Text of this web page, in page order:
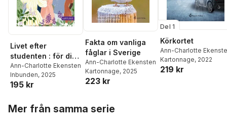
Livet efter
studenten : för dig
som gått anpassad
skola
Ann-Charlotte Ekensten
Inbunden, 2025
195 kr
Fakta om vanliga
fåglar i Sverige
Ann-Charlotte Ekensten
Kartonnage, 2025
223 kr
Del 1
Körkortet
Ann-Charlotte
Kartonnage, 2022
219 kr
Mer från samma serie